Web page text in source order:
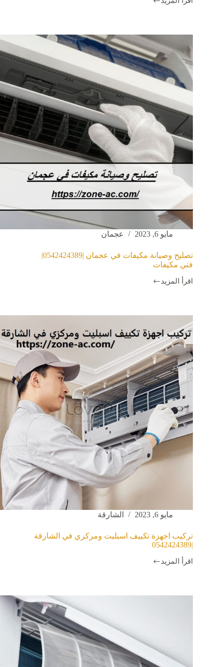
افضل
الفجيرة
مايو 6, 2023 عجمان
تصليح وصيانة مكيفات في عجمان |0542424389|
فني مكيفات
اقرأ المزيد
تصليح
عجمان
فني
مكيفات
مايو 6, 2023 الشارقة
تركيب اجهزة تكييف اسبليت ومركزي في الشارقة
اقرأ المزيد
تركيب